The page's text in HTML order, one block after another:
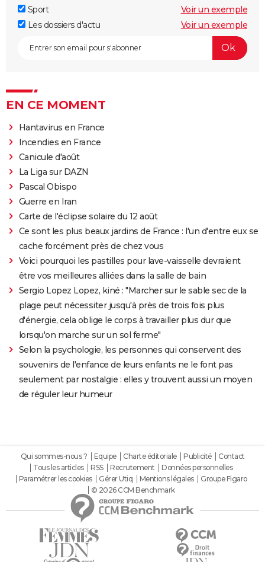
Sport
Voir un exemple
Les dossiers d'actu
Voir un exemple
EN CE MOMENT
Hantavirus en France
Incendies en France
Canicule d'août
La Liga sur DAZN
Pascal Obispo
Guerre en Iran
Carte de l'éclipse solaire du 12 août
Ce sont les plus beaux jardins de France : l'un d'entre eux se
cache forcément près de chez vous
Voici pourquoi les pastilles pour lave-vaisselle devraient
être vos meilleures alliées dans la salle de bain
Sergio Lopez Lopez, kiné : "Marcher sur le sable sec de la
plage peut nécessiter jusqu'à près de trois fois plus
d'énergie, cela oblige le corps à travailler plus dur que
lorsqu'on marche sur un sol ferme"
Selon la psychologie, les personnes qui conservent des
souvenirs de l'enfance de leurs enfants ne le font pas
seulement par nostalgie : elles y trouvent aussi un moyen
de réguler leur humeur
Qui sommes-nous ? Equipe Charte éditoriale Publicité
Contact
Tous les articles
RSS Recrutement
Données personnelles
Paramétrer les cookies
Gérer Utiq Mentions légales
Groupe Figaro
© 2026 CCM Benchmark